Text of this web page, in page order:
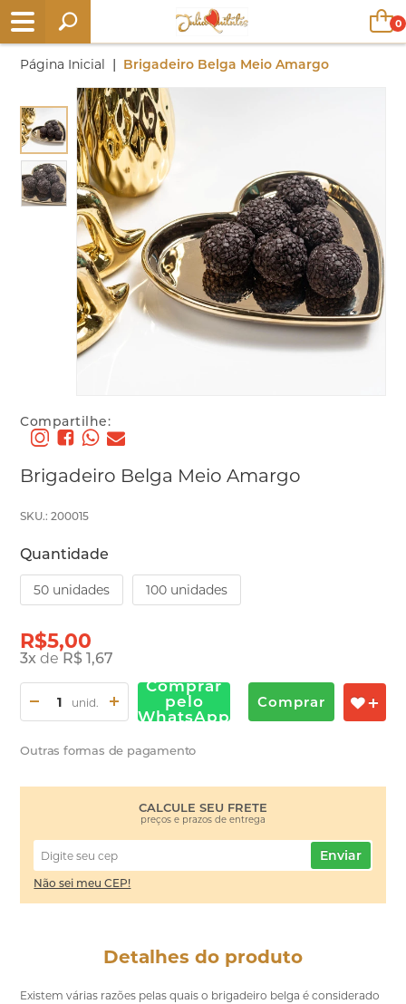
0
Página Inicial | Brigadeiro Belga Meio Amargo
Compartilhe:
Brigadeiro Belga Meio Amargo
SKU.: 200015
Quantidade
50 unidades 100 unidades
R$5,00
3x de R$ 1,67
unid.
Comprar
pelo
WhatsApp
Comprar
Outras formas de pagamento
CALCULE SEU FRETE
preços e prazos de entrega
Enviar
Não sei meu CEP!
Detalhes do produto
Existem várias razões pelas quais o brigadeiro belga é considerado